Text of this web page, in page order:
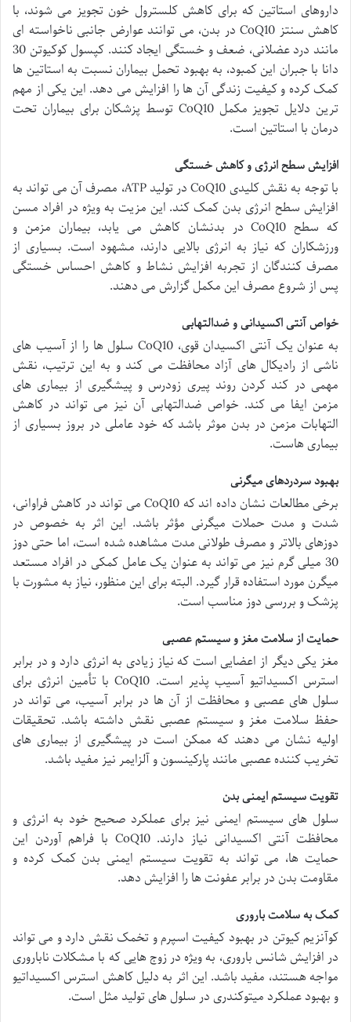
داروهای استاتین که برای کاهش کلسترول خون تجویز می شوند، با
کاهش سنتز CoQ10 در بدن، می توانند عوارض جانبی ناخواسته ای
مانند درد عضلانی، ضعف و خستگی ایجاد کنند. کپسول کوکیوتن 30
دانا با جبران این کمبود، به بهبود تحمل بیماران نسبت به استاتین ها
کمک کرده و کیفیت زندگی آن ها را افزایش می دهد. این یکی از مهم
ترین دلایل تجویز مکمل CoQ10 توسط پزشکان برای بیماران تحت
درمان با استاتین است.
افزایش سطح انرژی و کاهش خستگی
با توجه به نقش کلیدی CoQ10 در تولید ATP، مصرف آن می تواند به
افزایش سطح انرژی بدن کمک کند. این مزیت به ویژه در افراد مسن
که سطح CoQ10 در بدنشان کاهش می یابد، بیماران مزمن و
ورزشکاران که نیاز به انرژی بالایی دارند، مشهود است. بسیاری از
مصرف کنندگان از تجربه افزایش نشاط و کاهش احساس خستگی
پس از شروع مصرف این مکمل گزارش می دهند.
خواص آنتی اکسیدانی و ضدالتهابی
به عنوان یک آنتی اکسیدان قوی، CoQ10 سلول ها را از آسیب های
ناشی از رادیکال های آزاد محافظت می کند و به این ترتیب، نقش
مهمی در کند کردن روند پیری زودرس و پیشگیری از بیماری های
مزمن ایفا می کند. خواص ضدالتهابی آن نیز می تواند در کاهش
التهابات مزمن در بدن موثر باشد که خود عاملی در بروز بسیاری از
بیماری هاست.
بهبود سردردهای میگرنی
برخی مطالعات نشان داده اند که CoQ10 می تواند در کاهش فراوانی،
شدت و مدت حملات میگرنی مؤثر باشد. این اثر به خصوص در
دوزهای بالاتر و مصرف طولانی مدت مشاهده شده است، اما حتی دوز
30 میلی گرم نیز می تواند به عنوان یک عامل کمکی در افراد مستعد
میگرن مورد استفاده قرار گیرد. البته برای این منظور، نیاز به مشورت با
پزشک و بررسی دوز مناسب است.
حمایت از سلامت مغز و سیستم عصبی
مغز یکی دیگر از اعضایی است که نیاز زیادی به انرژی دارد و در برابر
استرس اکسیداتیو آسیب پذیر است. CoQ10 با تأمین انرژی برای
سلول های عصبی و محافظت از آن ها در برابر آسیب، می تواند در
حفظ سلامت مغز و سیستم عصبی نقش داشته باشد. تحقیقات
اولیه نشان می دهند که ممکن است در پیشگیری از بیماری های
تخریب کننده عصبی مانند پارکینسون و آلزایمر نیز مفید باشد.
تقویت سیستم ایمنی بدن
سلول های سیستم ایمنی نیز برای عملکرد صحیح خود به انرژی و
محافظت آنتی اکسیدانی نیاز دارند. CoQ10 با فراهم آوردن این
حمایت ها، می تواند به تقویت سیستم ایمنی بدن کمک کرده و
مقاومت بدن در برابر عفونت ها را افزایش دهد.
کمک به سلامت باروری
کوآنزیم کیوتن در بهبود کیفیت اسپرم و تخمک نقش دارد و می تواند
در افزایش شانس باروری، به ویژه در زوج هایی که با مشکلات ناباروری
مواجه هستند، مفید باشد. این اثر به دلیل کاهش استرس اکسیداتیو
و بهبود عملکرد میتوکندری در سلول های تولید مثل است.